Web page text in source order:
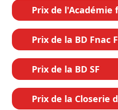
Prix de l'Académie
Prix de la BD Fnac
Prix de la BD SF
Prix de la Closerie